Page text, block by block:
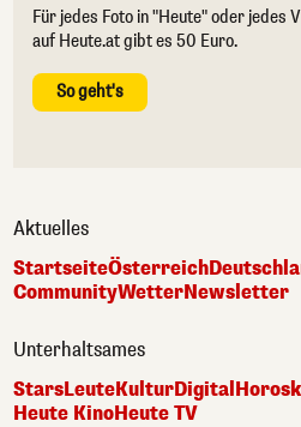
Für jedes Foto in "Heute" oder jedes
auf Heute.at gibt es 50 Euro.
So geht's
Aktuelles
StartseiteÖsterreich
CommunityWetterNewsletter
Unterhaltsames
StarsLeuteKulturDigital
Heute KinoHeute TV